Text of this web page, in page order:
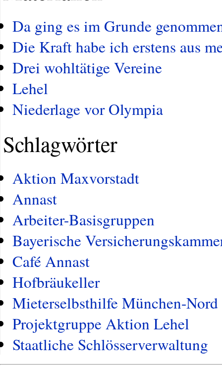
Da ging es im Grunde
Die Kraft habe ich erstens aus
Drei wohltätige Vereine
Lehel
Niederlage vor Olympia
Schlagwörter
Aktion Maxvorstadt
Annast
Arbeiter-Basisgruppen
Bayerische
Café Annast
Hofbräukeller
Mieterselbsthilfe München-Nord
Projektgruppe Aktion Lehel
Staatliche Schlösserverwaltung